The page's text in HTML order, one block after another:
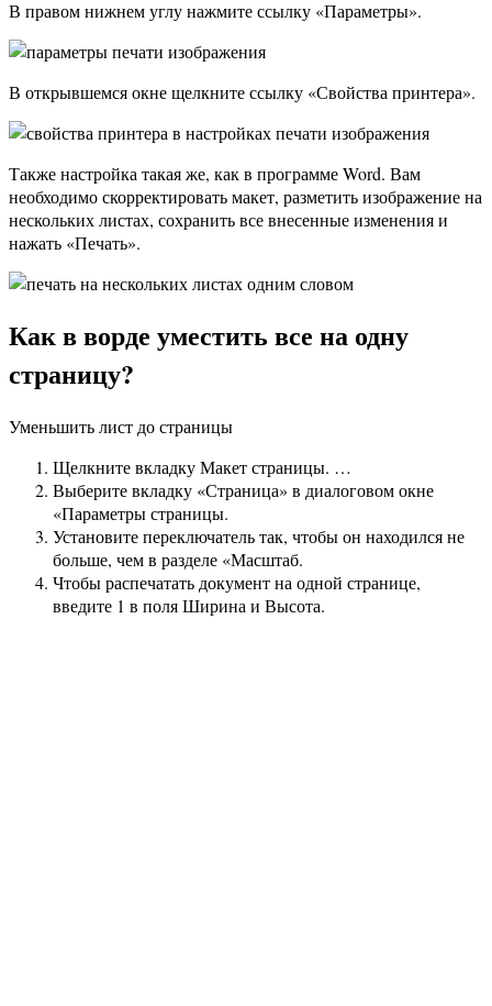
В правом нижнем углу нажмите ссылку «Параметры».
В открывшемся окне щелкните ссылку «Свойства принтера».
Также настройка такая же, как в программе Word. Вам
необходимо скорректировать макет, разметить изображение на
нескольких листах, сохранить все внесенные изменения и
нажать «Печать».
Как в ворде уместить все на одну
страницу?
Уменьшить лист до страницы
Щелкните вкладку Макет страницы. …
Выберите вкладку «Страница» в диалоговом окне
«Параметры страницы.
Установите переключатель так, чтобы он находился не
больше, чем в разделе «Масштаб.
Чтобы распечатать документ на одной странице,
введите 1 в поля Ширина и Высота.